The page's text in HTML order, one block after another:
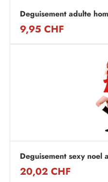
Deguisement adulte
9,95 CHF
Deguisement sexy noel
20,02 CHF